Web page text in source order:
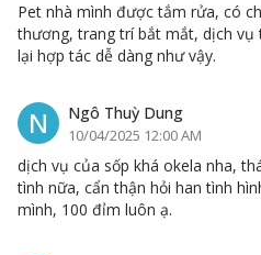
Pet nhà mình được tắm rửa, có
thương, trang trí bắt mắt, dịch vụ
lại hợp tác dễ dàng như vậy.
N Ngô Thuỳ Dung
10/04/2025 12:00 AM
dịch vụ của sốp khá okela nha,
tình nữa, cẩn thận hỏi han tình
mình, 100 đỉm luôn ạ.